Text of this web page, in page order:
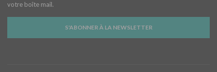
votre boîte mail.
S'ABONNER À LA NEWSLETTER